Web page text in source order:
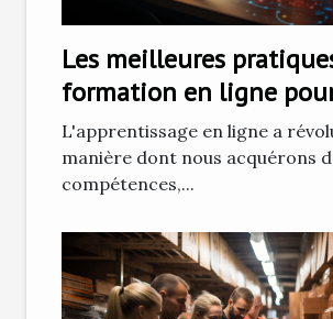
Les meilleures
formation en ligne
maîtrise d'outils
L'apprentissage en ligne a
manière dont nous acquérons
compétences,...